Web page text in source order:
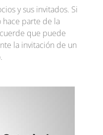
y sus invitados. Si
parte de la
que puede
la invitación de un